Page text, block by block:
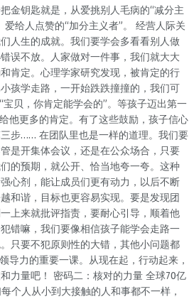
金钥匙就是，从爱挑别人毛病的“减分主
爱给人点赞的“加分主义者”。 经营人际关
人生的成就。我们要学会多看看别人做
误不放。人家做对一件事，我们就大大
肯定。心理学家研究发现，被肯定的行
孩学走路，一开始跌跌撞撞的，我们可
贝，你肯定能学会的”。等孩子迈出第一
他更多的肯定。有了这些鼓励，孩子信心
步…… 在团队里也是一样的道理。我们要
是开集体会议，还是在公众场合，只要
的预期，就公开、恰当地夸一夸。这种
心剂，能让成员们更有动力，以后不断
和谐，目标也更容易实现。要是发现团
上来就批评指责，要耐心引导，顺着他
错嘛，我们要像相信孩子能学会走路一
只要不犯原则性的大错，其他小问题都
导力的重要一课。从现在起，行动起来，
力量吧！ 密码二：核对的力量 全球70亿
个人从小到大接触的人和事都不一样，